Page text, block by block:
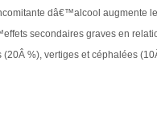
dâ€™alcool augmente
secondaires graves en
%), vertiges et céphalées